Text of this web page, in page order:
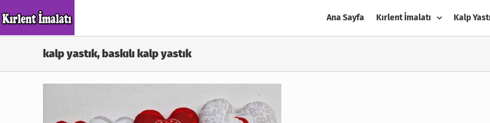
to
content
Ana Sayfa Kırlent İmalatı Kalp
kalp yastık, baskılı kalp yastık